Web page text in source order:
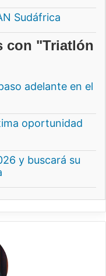
Sudáfrica
con "Triatlón
adelante en el
oportunidad
y buscará su